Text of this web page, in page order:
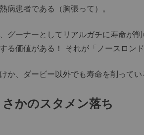
病患者である（胸張って）。
グーナーとしてリアルガチに寿命が
る価値がある！ それが「ノースロン
、ダービー以外でも寿命を削ってい
かのスタメン落ち